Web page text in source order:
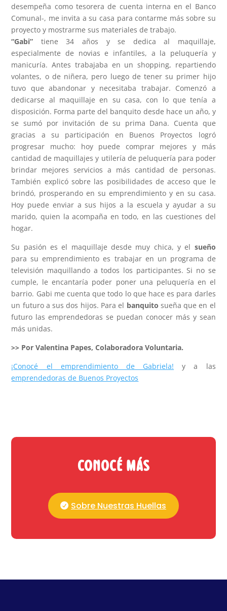
desempeña como tesorera de cuenta interna en el Banco
Comunal-, me invita a su casa para contarme más sobre su
proyecto y mostrarme sus materiales de trabajo.
“Gabi” tiene 34 años y se dedica al maquillaje,
especialmente de novias e infantiles, a la peluquería y
manicuría. Antes trabajaba en un shopping, repartiendo
volantes, o de niñera, pero luego de tener su primer hijo
tuvo que abandonar y necesitaba trabajar. Comenzó a
dedicarse al maquillaje en su casa, con lo que tenía a
disposición. Forma parte del banquito desde hace un año, y
se sumó por invitación de su prima Dana. Cuenta que
gracias a su participación en Buenos Proyectos logró
progresar mucho: hoy puede comprar mejores y más
cantidad de maquillajes y utilería de peluquería para poder
brindar mejores servicios a más cantidad de personas.
También explicó sobre las posibilidades de acceso que le
brindó, prosperando en su emprendimiento y en su casa.
Hoy puede enviar a sus hijos a la escuela y ayudar a su
marido, quien la acompaña en todo, en las cuestiones del
hogar.
Su pasión es el maquillaje desde muy chica, y el sueño
para su emprendimiento es trabajar en un programa de
televisión maquillando a todos los participantes. Si no se
cumple, le encantaría poder poner una peluquería en el
barrio. Gabi me cuenta que todo lo que hace es para darles
un futuro a sus dos hijos. Para el banquito sueña que en el
futuro las emprendedoras se puedan conocer más y sean
más unidas.
>> Por Valentina Papes, Colaboradora Voluntaria.
¡Conocé el emprendimiento de Gabriela! y a las
emprendedoras de Buenos Proyectos
Conocé más
Sobre Nuestras Huellas